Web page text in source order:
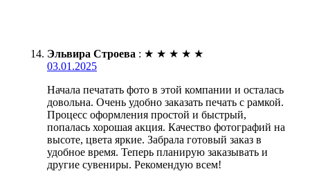
Эльвира Строева : ★ ★ ★ ★ ★
03.01.2025
Начала печатать фото в этой компании и осталась
довольна. Очень удобно заказать печать с рамкой.
Процесс оформления простой и быстрый,
попалась хорошая акция. Качество фотографий на
высоте, цвета яркие. Забрала готовый заказ в
удобное время. Теперь планирую заказывать и
другие сувениры. Рекомендую всем!